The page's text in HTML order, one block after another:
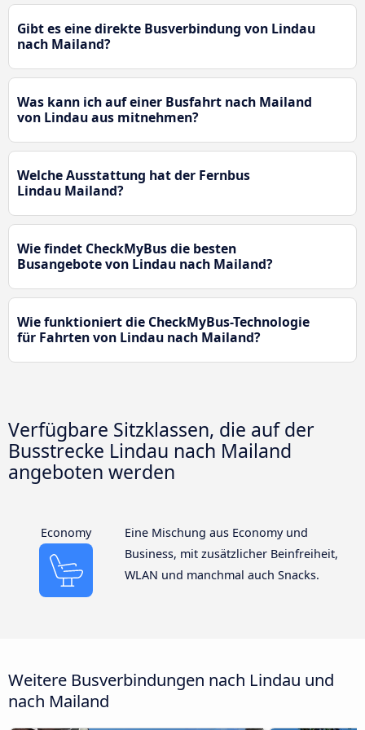
Gibt es eine direkte Busverbindung von Lindau
nach Mailand?
Was kann ich auf einer Busfahrt nach Mailand
von Lindau aus mitnehmen?
Welche Ausstattung hat der Fernbus
Lindau Mailand?
Wie findet CheckMyBus die besten
Busangebote von Lindau nach Mailand?
Wie funktioniert die CheckMyBus-Technologie
für Fahrten von Lindau nach Mailand?
Verfügbare Sitzklassen, die auf der
Busstrecke Lindau nach Mailand
angeboten werden
Economy
Eine Mischung aus Economy und
Business, mit zusätzlicher Beinfreiheit,
WLAN und manchmal auch Snacks.
Weitere Busverbindungen nach Lindau und
nach Mailand